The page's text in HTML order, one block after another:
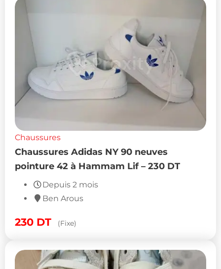
Chaussures
Chaussures Adidas NY 90 neuves
pointure 42 à Hammam Lif – 230 DT
Depuis 2 mois
Ben Arous
230 DT (Fixe)